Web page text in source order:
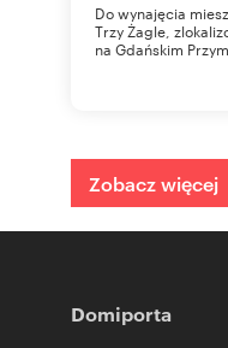
Do wynajęcia
Trzy Żagle,
na Gdańskim
Zobacz więcej
Domiporta